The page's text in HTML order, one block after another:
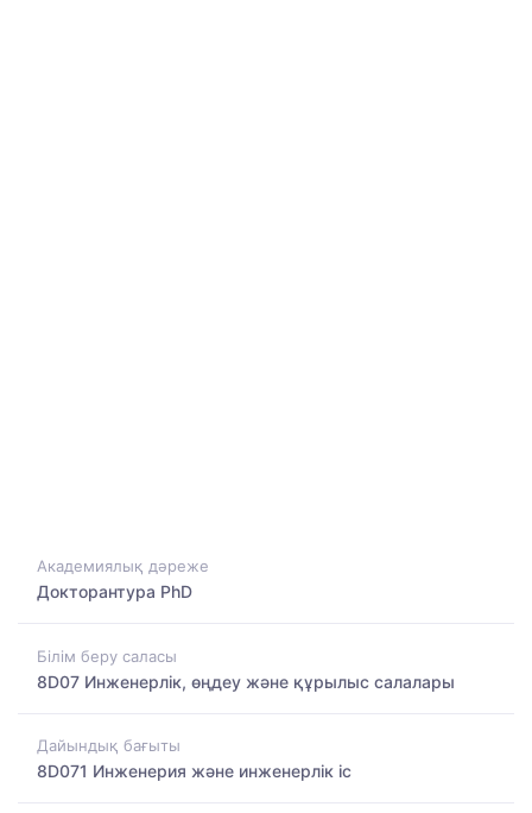
Академиялық дәреже
Докторантура PhD
Білім беру саласы
8D07 Инженерлік, өңдеу және құрылыс салалары
Дайындық бағыты
8D071 Инженерия және инженерлік іс